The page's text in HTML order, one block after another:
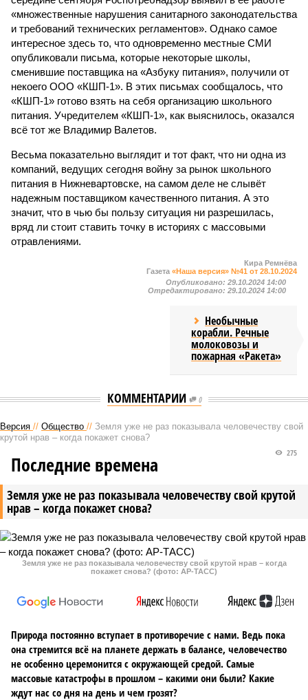
«множественные нарушения санитарного законодательства
и требований технических регламентов». Однако самое
интересное здесь то, что одновременно местные СМИ
опубликовали письма, которые некоторые школы,
сменившие поставщика на «Азбуку питания», получили от
некоего ООО «КШП-1». В этих письмах сообщалось, что
«КШП-1» готово взять на себя организацию школьного
питания. Учредителем «КШП-1», как выяснилось, оказался
всё тот же Владимир Валетов.
Весьма показательно выглядит и тот факт, что ни одна из
компаний, ведущих сегодня войну за рынок школьного
питания в Нижневартовске, на самом деле не слывёт
надежным поставщиком качественного питания. А это
значит, что в чью бы пользу ситуация ни разрешилась,
вряд ли стоит ставить точку в историях с массовыми
отравлениями.
Кира Ремнёва
Газета «Наша версия» №41 от 28.10.2024
Опубликовано: 29.10.2024 14:00
Отредактировано: 29.10.2024 14:00
Необычные
корабли. Речные
молоковозы и
пожарная «Ракета»
КОММЕНТАРИИ 0
Версия // Общество // Земля уже не раз показывала человечеству свой
крутой нрав – когда покажет снова?
Земля уже не раз показывала человечеству свой крутой
нрав – когда покажет снова?
275
Последние времена
Земля уже не раз показывала человечеству свой крутой нрав – когда
покажет снова? (фото: АР-ТАСС)
Природа постоянно вступает в противоречие с нами. Ведь пока
она стремится всё на планете держать в балансе, человечество
не особенно церемонится с окружающей средой. Самые
массовые катастрофы в прошлом – какими они были? Какие
ждут нас со дня на день и чем грозят?